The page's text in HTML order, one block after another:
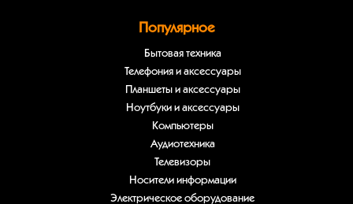
Популярное
Бытовая техника
Телефония и аксессуары
Планшеты и аксессуары
Ноутбуки и аксессуары
Компьютеры
Аудиотехника
Телевизоры
Носители информации
Электрическое оборудование